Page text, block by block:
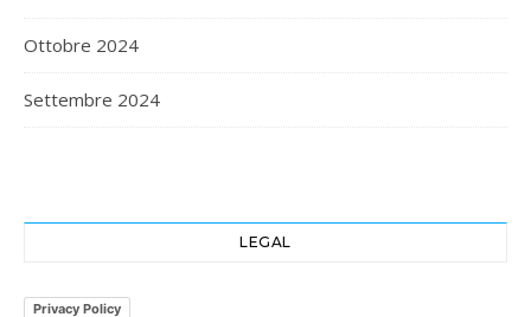
Ottobre 2024
Settembre 2024
LEGAL
Privacy Policy